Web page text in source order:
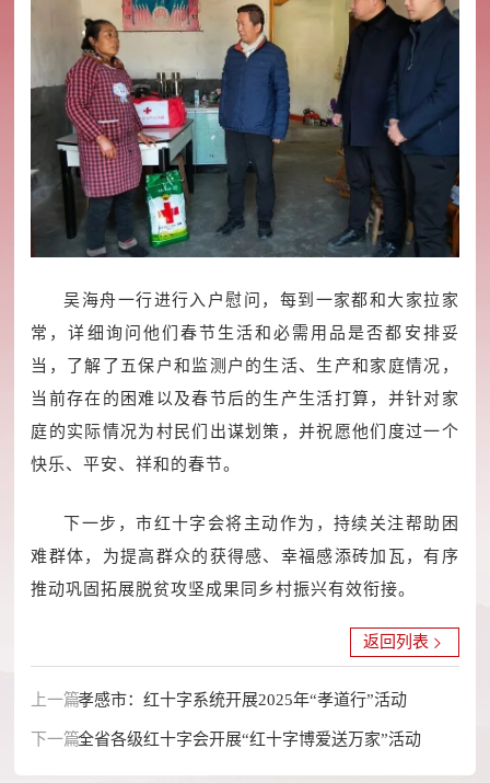
吴海舟一行进行入户慰问，每到一家都和大家拉家
常，详细询问他们春节生活和必需用品是否都安排妥
当，了解了五保户和监测户的生活、生产和家庭情况，
当前存在的困难以及春节后的生产生活打算，并针对家
庭的实际情况为村民们出谋划策，并祝愿他们度过一个
快乐、平安、祥和的春节。
下一步，市红十字会将主动作为，持续关注帮助困
难群体，为提高群众的获得感、幸福感添砖加瓦，有序
推动巩固拓展脱贫攻坚成果同乡村振兴有效衔接。
上一篇：孝感市：红十字系统开展2025年“孝道行”活动
下一篇：全省各级红十字会开展“红十字博爱送万家”活动
返回列表